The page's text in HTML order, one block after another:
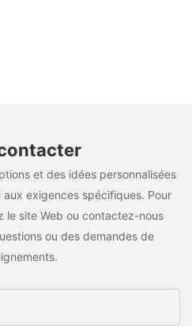
et des idées personnalisées
exigences spécifiques. Pour
le site Web ou contactez-nous
ou des demandes de